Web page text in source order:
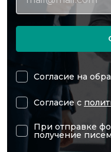
Согласие на
Согласие с
При отправке
получение